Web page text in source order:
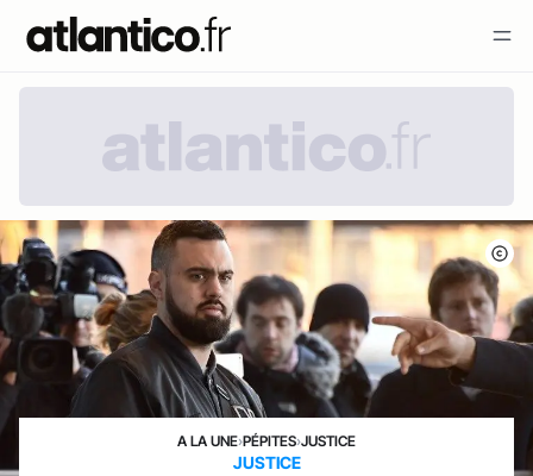
A LA UNE›PÉPITES›JUSTICE
JUSTICE